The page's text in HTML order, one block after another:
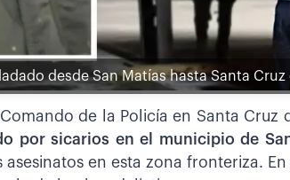
desde San Matías hasta Santa
de la Policía en Santa Cruz
por sicarios en el municipio de
en esta zona fronteriza. En